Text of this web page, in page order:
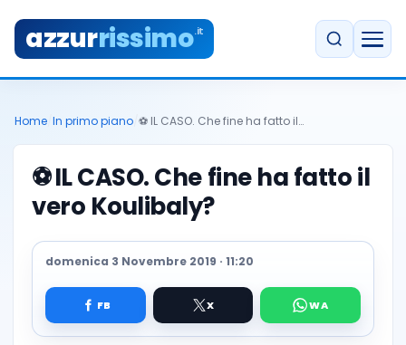
azzurrissimo.it
Home In primo piano ⚽️ IL CASO. Che fine ha fatto il…
⚽️IL CASO. Che fine ha fatto il
vero Koulibaly?
domenica 3 Novembre 2019 · 11:20